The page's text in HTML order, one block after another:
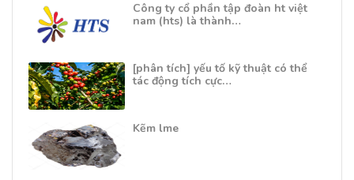
Công ty cổ phần tập đoàn ht việt
nam (hts) là thành…
[phân tích] yếu tố kỹ thuật có thể
tác động tích cực…
Kẽm lme